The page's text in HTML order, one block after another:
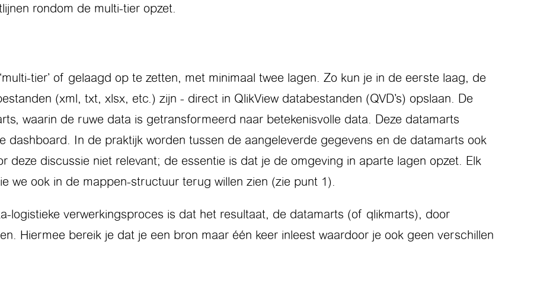
rondom de multi-tier opzet.
tier’ of gelaagd op te zetten, met minimaal twee lagen. Zo kun je in de eerste laag, de
(xml, txt, xlsx, etc.) zijn - direct in QlikView databestanden (QVD’s) opslaan. De
waarin de ruwe data is getransformeerd naar betekenisvolle data. Deze datamarts
dashboard. In de praktijk worden tussen de aangeleverde gegevens en de datamarts ook
deze discussie niet relevant; de essentie is dat je de omgeving in aparte lagen opzet. Elk
we ook in de mappen-structuur terug willen zien (zie punt 1).
logistieke verwerkingsproces is dat het resultaat, de datamarts (of qlikmarts), door
Hiermee bereik je dat je een bron maar één keer inleest waardoor je ook geen verschillen